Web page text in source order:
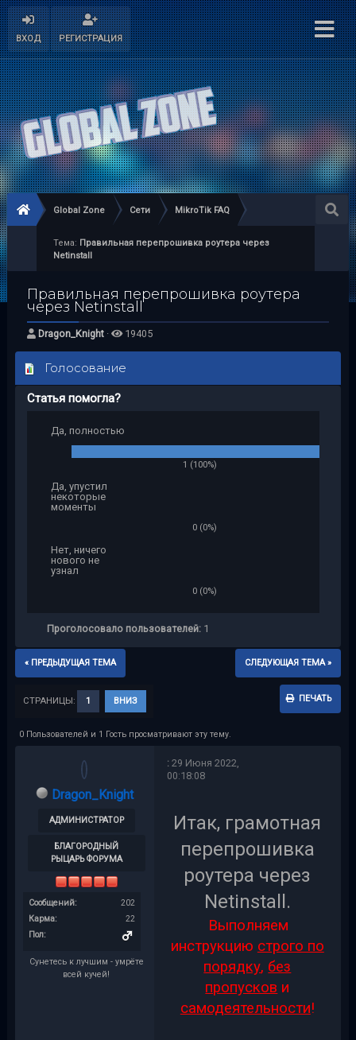
ВХОД РЕГИСТРАЦИЯ
Global Zone Сети MikroTik FAQ
Тема: Правильная перепрошивка роутера через
Netinstall
Правильная перепрошивка роутера
через Netinstall
Dragon_Knight· 19405
Голосование
Статья помогла?
Да, полностью
1 (100%)
Да, упустил
некоторые
моменты
0 (0%)
Нет, ничего
нового не
узнал
0 (0%)
Проголосовало пользователей:1
« ПРЕДЫДУЩАЯ ТЕМА СЛЕДУЮЩАЯ ТЕМА »
ПЕЧАТЬ
СТРАНИЦЫ: 1 ВНИЗ
0 Пользователей и 1 Гость просматривают эту тему.
Dragon_Knight
АДМИНИСТРАТОР
БЛАГОРОДНЫЙ
РЫЦАРЬ ФОРУМА
Сообщений:
202
Карма:
22
Пол:
Сунетесь к лучшим - умрёте
всей кучей!
:29 Июня 2022,
00:18:08
Итак, грамотная
перепрошивка
роутера через
Netinstall.
Выполняем
инструкцию строго по
порядку, без
пропусков и
самодеятельности!